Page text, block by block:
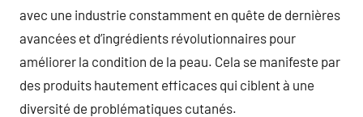
avec une industrie constamment en quête de dernières
avancées et d’ingrédients révolutionnaires pour
améliorer la condition de la peau. Cela se manifeste par
des produits hautement efficaces qui ciblent à une
diversité de problématiques cutanés.